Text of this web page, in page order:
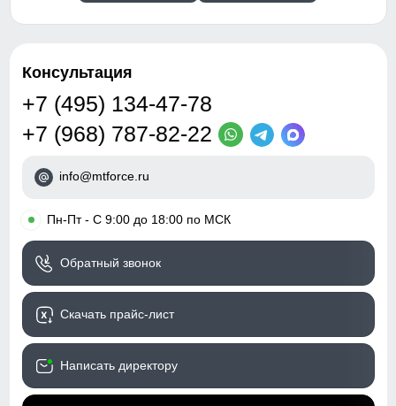
Консультация
+7 (495) 134-47-78
+7 (968) 787-82-22
info@mtforce.ru
• Пн-Пт - С 9:00 до 18:00 по МСК
Обратный звонок
Скачать прайс-лист
Написать директору